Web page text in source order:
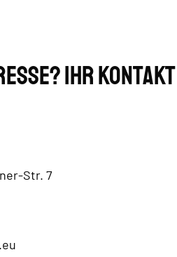
Ihr Kontakt
Str. 7